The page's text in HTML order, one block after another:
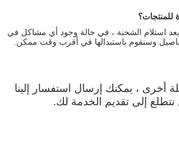
غضون 6 أشهر بعد استلام الشحنة ، في حالة وجود أي مشاكل في
وسنقوم باستبدالها في أقرب وقت ممكن.
أخرى ، يمكنك إرسال استفسار إلينا
إلى تقديم الخدمة لك.